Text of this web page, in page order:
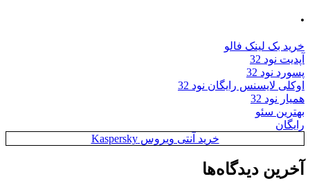
.
خرید بک لینک فالو
آپدیت نود 32
پسورد نود 32
اوکلی لایسنس رایگان نود 32
همیار نود 32
بهترین سئو
رایگان
خرید آنتی ویروس Kaspersky
آخرین دیدگاه‌ها